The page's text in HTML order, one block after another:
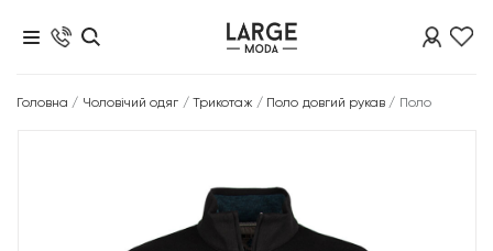
Головна / Чоловічий одяг / Трикотаж / Поло довгий рукав / Поло